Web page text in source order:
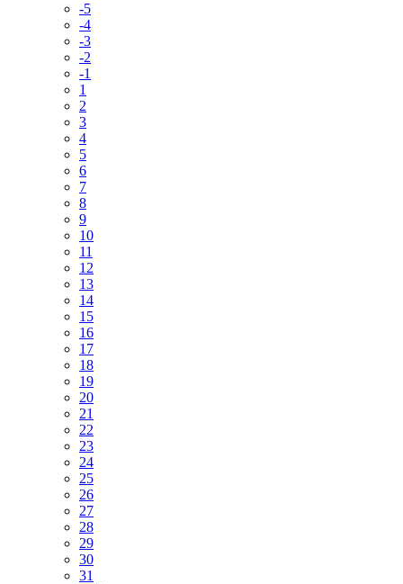
-5
-4
-3
-2
-1
1
2
3
4
5
6
7
8
9
10
11
12
13
14
15
16
17
18
19
20
21
22
23
24
25
26
27
28
29
30
31